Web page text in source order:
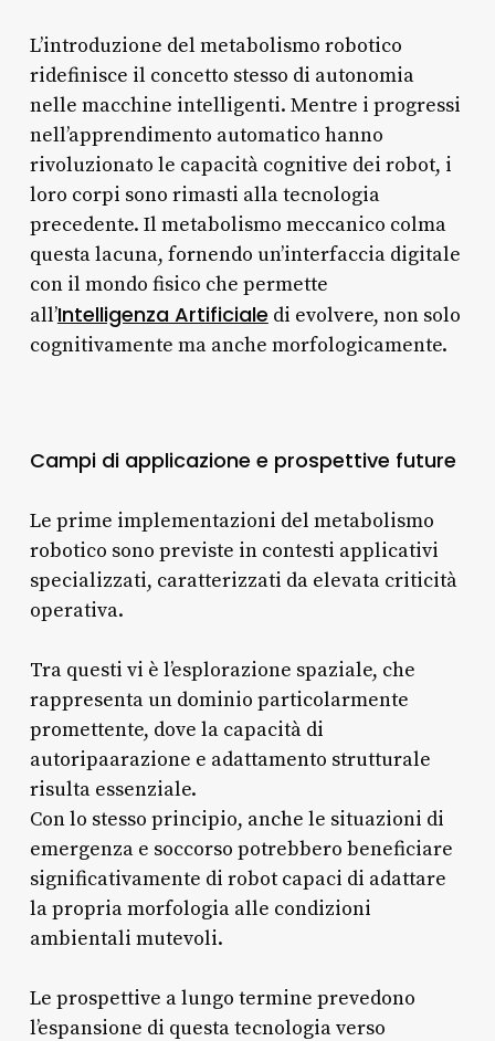
L’introduzione del metabolismo robotico
ridefinisce il concetto stesso di autonomia
nelle macchine intelligenti. Mentre i progressi
nell’apprendimento automatico hanno
rivoluzionato le capacità cognitive dei robot, i
loro corpi sono rimasti alla tecnologia
precedente. Il metabolismo meccanico colma
questa lacuna, fornendo un’interfaccia digitale
con il mondo fisico che permette
all’Intelligenza Artificiale di evolvere, non solo
cognitivamente ma anche morfologicamente.
Campi di applicazione e prospettive future
Le prime implementazioni del metabolismo
robotico sono previste in contesti applicativi
specializzati, caratterizzati da elevata criticità
operativa.
Tra questi vi è l’esplorazione spaziale, che
rappresenta un dominio particolarmente
promettente, dove la capacità di
autoripaarazione e adattamento strutturale
risulta essenziale.
Con lo stesso principio, anche le situazioni di
emergenza e soccorso potrebbero beneficiare
significativamente di robot capaci di adattare
la propria morfologia alle condizioni
ambientali mutevoli.
Le prospettive a lungo termine prevedono
l’espansione di questa tecnologia verso